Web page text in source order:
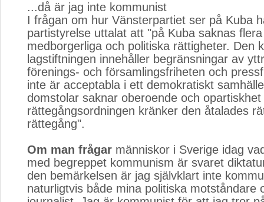
...då är jag inte kommunist
I frågan om hur Vänsterpartiet ser på Kuba
partistyrelse uttalat att "på Kuba saknas
medborgerliga och politiska rättigheter. Den
lagstiftningen innehåller begränsningar av
förenings- och församlingsfriheten och
inte är acceptabla i ett demokratiskt
domstolar saknar oberoende och opartiskhet
rättegångsordningen kränker den åtalades
rättegång".
Om man frågar människor i Sverige idag
med begreppet kommunism är svaret
den bemärkelsen är jag självklart inte
naturligtvis både mina politiska motståndare